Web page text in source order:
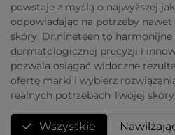
powstaje z myślą o najwyższej
odpowiadając na potrzeby
skóry. Dr.nineteen to harmonijne
dermatologicznej precyzji i
pozwala osiągać widoczne
ofertę marki i wybierz
realnych potrzebach Twojej
Wszystkie